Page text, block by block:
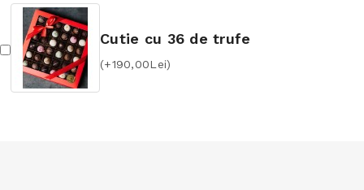
Cutie cu 36 de trufe
(+190,00Lei)